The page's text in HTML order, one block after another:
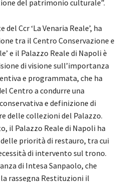
del patrimonio culturale”.
Ccr ‘La Venaria Reale’, ha
tra il Centro Conservazione e
e il Palazzo Reale di Napoli è
di visione sull’importanza
e programmata, che ha
Centro a condurre una
e definizione di
delle collezioni del Palazzo.
il Palazzo Reale di Napoli ha
priorità di restauro, tra cui
di intervento sul trono.
di Intesa Sanpaolo, che
rassegna Restituzioni il